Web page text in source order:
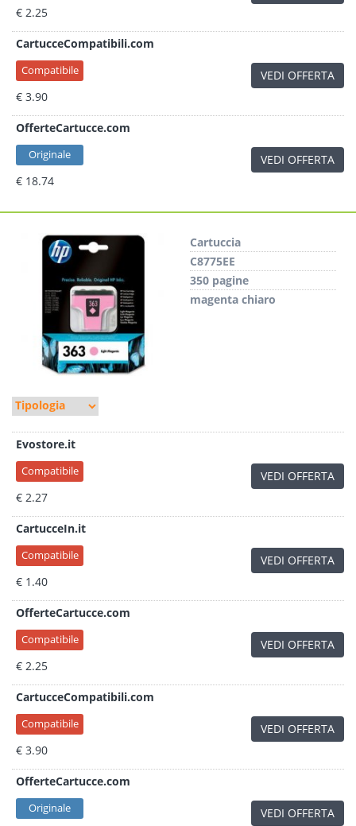
€ 2.25
CartucceCompatibili.com
Compatibile
€ 3.90
VEDI OFFERTA
OfferteCartucce.com
Originale
€ 18.74
VEDI OFFERTA
Cartuccia
C8775EE
350 pagine
magenta chiaro
Evostore.it
Compatibile
€ 2.27
VEDI OFFERTA
CartucceIn.it
Compatibile
€ 1.40
VEDI OFFERTA
OfferteCartucce.com
Compatibile
€ 2.25
VEDI OFFERTA
CartucceCompatibili.com
Compatibile
€ 3.90
VEDI OFFERTA
OfferteCartucce.com
Originale VEDI OFFERTA